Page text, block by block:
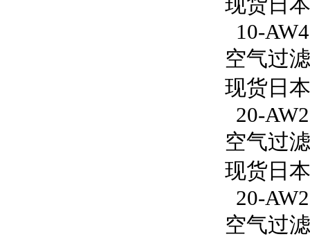
10-
空气过
现货日
20-
空气过
现货日
20-
空气过